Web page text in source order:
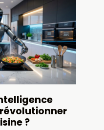
?